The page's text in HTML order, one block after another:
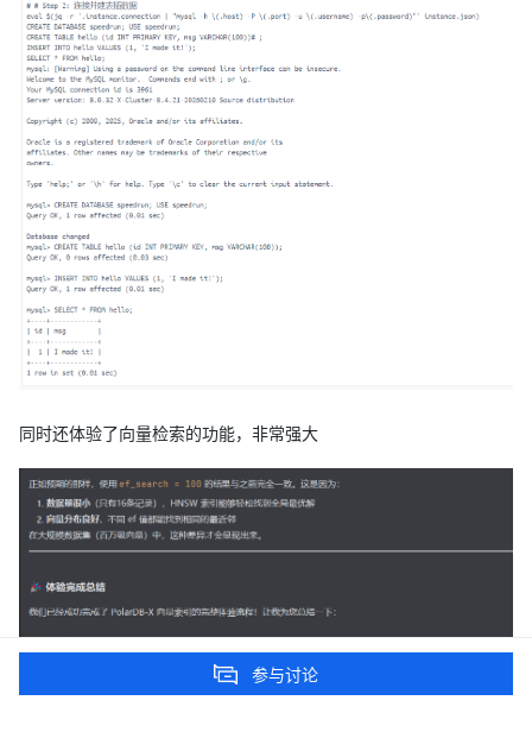
同时还体验了向量检索的功能，非常强大
参与讨论